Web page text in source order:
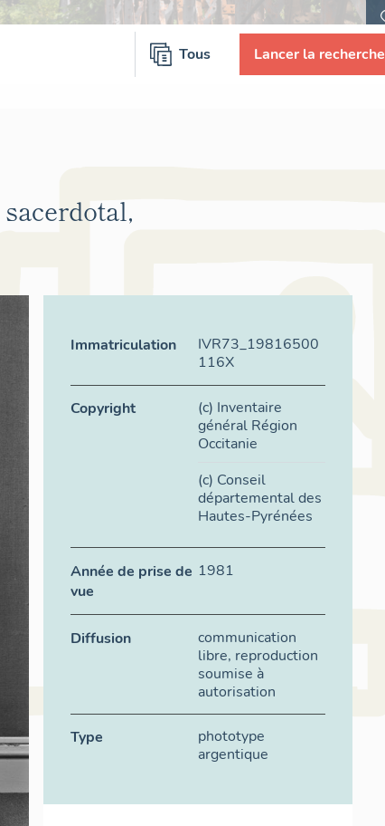
Tous Lancer la recherche
Immatriculation
IVR73_19816500
116X
Copyright
(c) Inventaire
général Région
Occitanie
(c) Conseil
départemental des
Hautes-Pyrénées
Année de prise de
vue
1981
Diffusion
communication
libre, reproduction
soumise à
autorisation
Type
phototype
argentique